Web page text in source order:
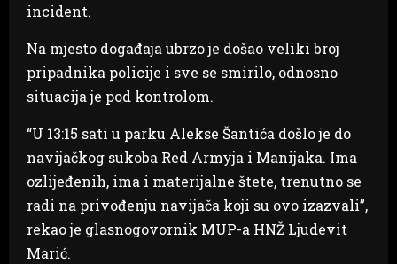
incident.
Na mjesto događaja ubrzo je došao veliki broj
pripadnika policije i sve se smirilo, odnosno
situacija je pod kontrolom.
“U 13:15 sati u parku Alekse Šantića došlo je do
navijačkog sukoba Red Armyja i Manijaka. Ima
ozlijeđenih, ima i materijalne štete, trenutno se
radi na privođenju navijača koji su ovo izazvali”,
rekao je glasnogovornik MUP-a HNŽ Ljudevit
Marić.